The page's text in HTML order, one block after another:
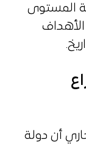
المستوى
أن دولة